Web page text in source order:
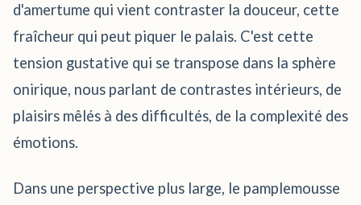
d'amertume qui vient contraster la douceur, cette
fraîcheur qui peut piquer le palais. C'est cette
tension gustative qui se transpose dans la sphère
onirique, nous parlant de contrastes intérieurs, de
plaisirs mêlés à des difficultés, de la complexité des
émotions.
Dans une perspective plus large, le pamplemousse